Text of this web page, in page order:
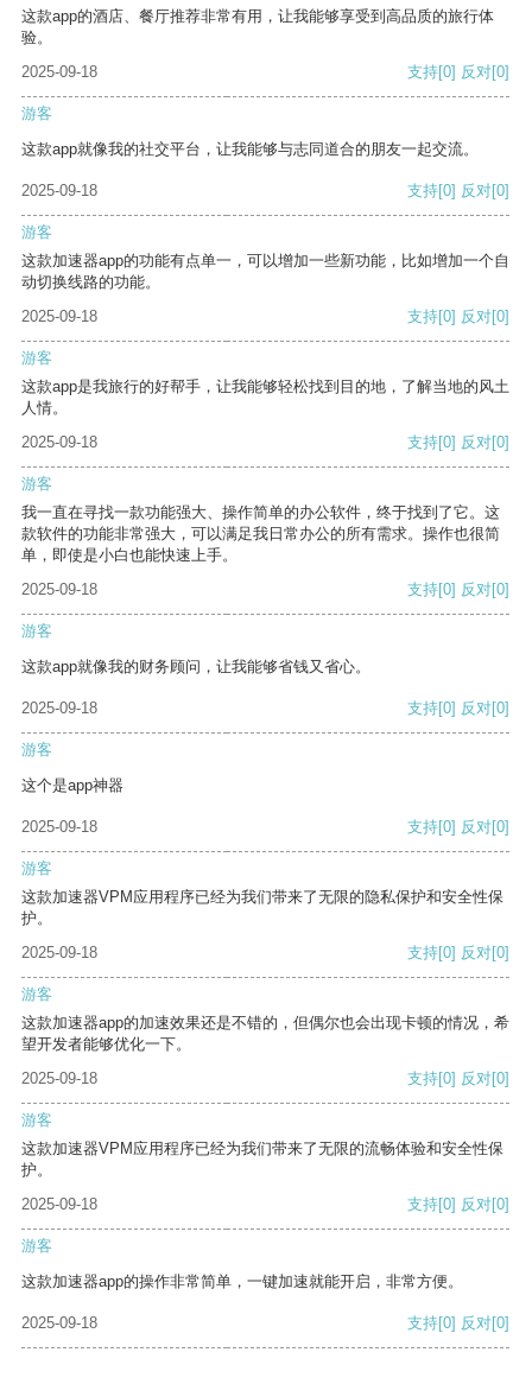
这款app的酒店、餐厅推荐非常有用，让我能够享受到高品质的旅行体
验。
2025-09-18
支持[0] 反对[0]
游客
这款app就像我的社交平台，让我能够与志同道合的朋友一起交流。
2025-09-18 支持[0] 反对[0]
游客
这款加速器app的功能有点单一，可以增加一些新功能，比如增加一个自
动切换线路的功能。
2025-09-18
支持[0] 反对[0]
游客
这款app是我旅行的好帮手，让我能够轻松找到目的地，了解当地的风土
人情。
2025-09-18
支持[0] 反对[0]
游客
我一直在寻找一款功能强大、操作简单的办公软件，终于找到了它。这
款软件的功能非常强大，可以满足我日常办公的所有需求。操作也很简
单，即使是小白也能快速上手。
2025-09-18
支持[0] 反对[0]
游客
这款app就像我的财务顾问，让我能够省钱又省心。
2025-09-18 支持[0] 反对[0]
游客
这个是app神器
2025-09-18 支持[0] 反对[0]
游客
这款加速器VPM应用程序已经为我们带来了无限的隐私保护和安全性保
护。
2025-09-18
支持[0] 反对[0]
游客
这款加速器app的加速效果还是不错的，但偶尔也会出现卡顿的情况，希
望开发者能够优化一下。
2025-09-18
支持[0] 反对[0]
游客
这款加速器VPM应用程序已经为我们带来了无限的流畅体验和安全性保
护。
2025-09-18
支持[0] 反对[0]
游客
这款加速器app的操作非常简单，一键加速就能开启，非常方便。
2025-09-18 支持[0] 反对[0]